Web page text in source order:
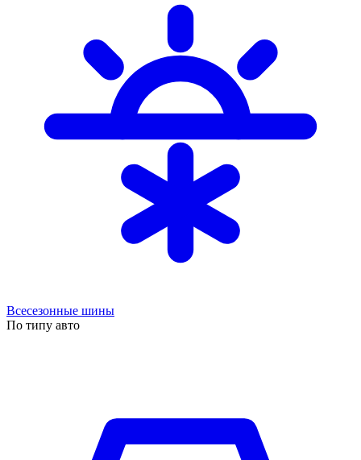
Всесезонные шины
По типу авто